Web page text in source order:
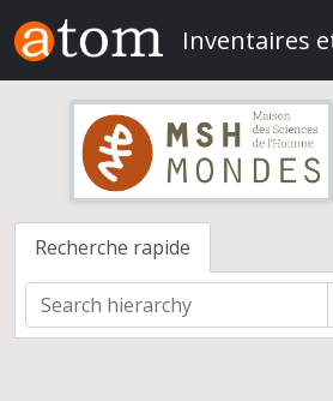
Skip to main content
Inventaires
Recherche rapide